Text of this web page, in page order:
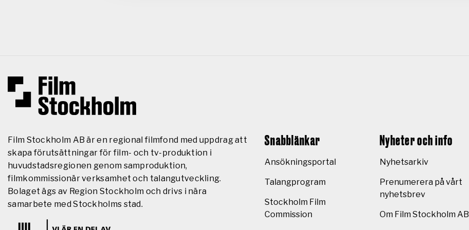
Film Stockholm AB är en regional filmfond med uppdrag att
skapa förutsättningar för film- och tv-produktion i
huvudstadsregionen genom samproduktion,
filmkommissionär verksamhet och talangutveckling.
Bolaget ägs av Region Stockholm och drivs i nära
samarbete med Stockholms stad.
Snabblänkar
Ansökningsportal
Talangprogram
Stockholm Film
Commission
Nyheter och info
Nyhetsarkiv
Prenumerera på vårt
nyhetsbrev
Om Film Stockholm AB